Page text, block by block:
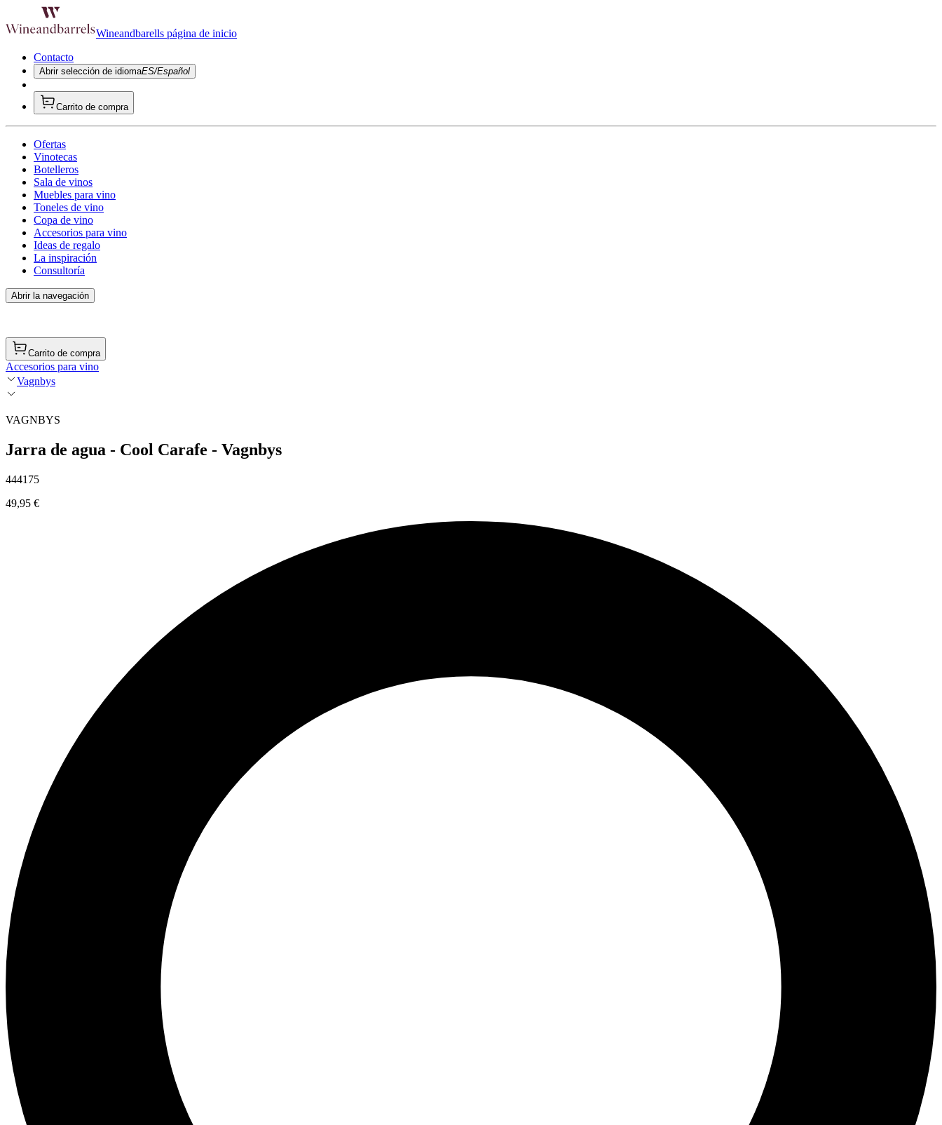
Wineandbarells página de inicio
Contacto
Abrir selección de idiomaES/Español
Carrito de compra
Ofertas
Vinotecas
Botelleros
Sala de vinos
Muebles para vino
Toneles de vino
Copa de vino
Accesorios para vino
Ideas de regalo
La inspiración
Consultoría
Abrir la navegación
Carrito de compra
Accesorios para vino
Vagnbys
VAGNBYS
Jarra de agua - Cool Carafe - Vagnbys
444175
49,95 €